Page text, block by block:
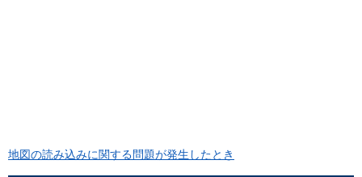
地図の読み込みに関する問題が発生したとき